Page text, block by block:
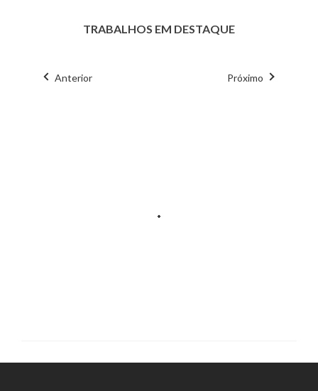
TRABALHOS EM DESTAQUE
Anterior Próximo